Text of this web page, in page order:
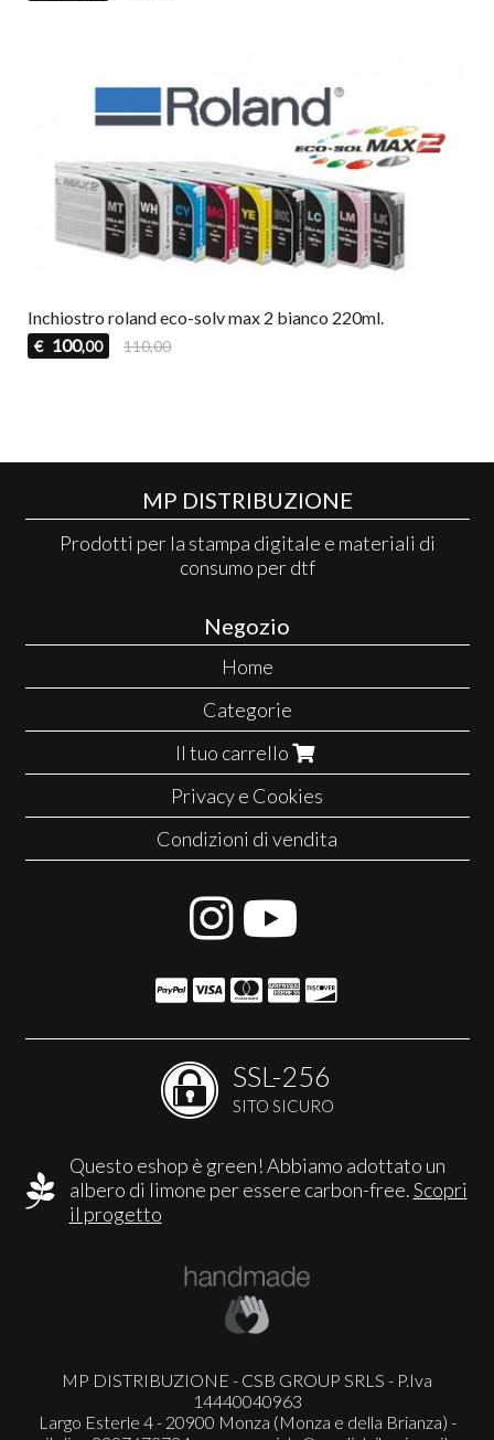
Inchiostro roland eco-solv max 2 bianco 220ml.
€ 100,00 110,00
MP DISTRIBUZIONE
Prodotti per la stampa digitale e materiali di
consumo per dtf
Negozio
Home
Categorie
Il tuo carrello
Privacy e Cookies
Condizioni di vendita
SSL-256
SITO SICURO
Questo eshop è green! Abbiamo adottato un
albero di limone per essere carbon-free.Scopri
il progetto
MP DISTRIBUZIONE - CSB GROUP SRLS - P.Iva
14440040963
Largo Esterle 4 - 20900 Monza (Monza e della Brianza) -